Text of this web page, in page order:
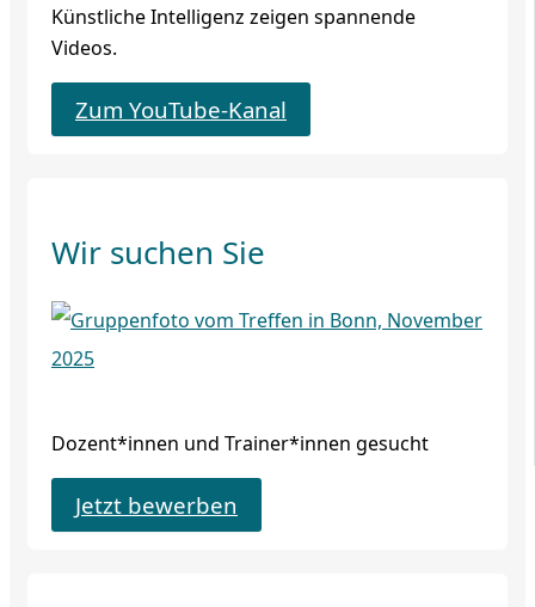
Künstliche Intelligenz zeigen spannende
Videos.
Zum YouTube-Kanal
Wir suchen Sie
Dozent*innen und Trainer*innen gesucht
Jetzt bewerben